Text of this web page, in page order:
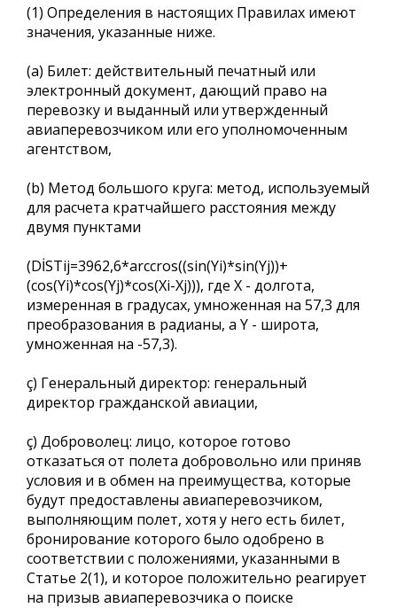
(1) Определения в настоящих Правилах имеют
значения, указанные ниже.
(a) Билет: действительный печатный или
электронный документ, дающий право на
перевозку и выданный или утвержденный
авиаперевозчиком или его уполномоченным
агентством,
(b) Метод большого круга: метод, используемый
для расчета кратчайшего расстояния между
двумя пунктами
(DİSTij=3962,6*arccros((sin(Yi)*sin(Yj))+
(cos(Yi)*cos(Yj)*cos(Xi-Xj))), где X - долгота,
измеренная в градусах, умноженная на 57,3 для
преобразования в радианы, а Y - широта,
умноженная на -57,3).
ç) Генеральный директор: генеральный
директор гражданской авиации,
ç) Доброволец: лицо, которое готово
отказаться от полета добровольно или приняв
условия и в обмен на преимущества, которые
будут предоставлены авиаперевозчиком,
выполняющим полет, хотя у него есть билет,
бронирование которого было одобрено в
соответствии с положениями, указанными в
Статье 2(1), и которое положительно реагирует
на призыв авиаперевозчика о поиске